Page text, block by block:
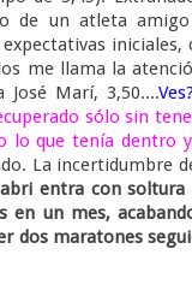
de un atleta
iniciales,
me llama la
Marí, 3,50....
sólo sin
lo que tenía dentro
La incertidumbre
entra con
en un mes,
dos maratones